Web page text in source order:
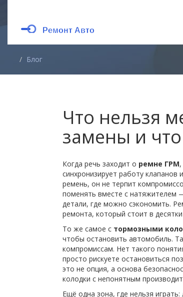
Блог
Что нельзя
замены и что
Когда речь заходит о ремне ГРМ,
синхронизирует работу клапанов
ремень, он не терпит
поменять вместе с натяжителем
детали, где можно сэкономить.
ремонта, который стоит в
То же самое с тормозными
чтобы остановить автомобиль.
компромиссам. Нет такого
просто рискуете остановиться
это не опция, а основа
колодки с непонятным
Ещё одна зона, где нельзя играть: